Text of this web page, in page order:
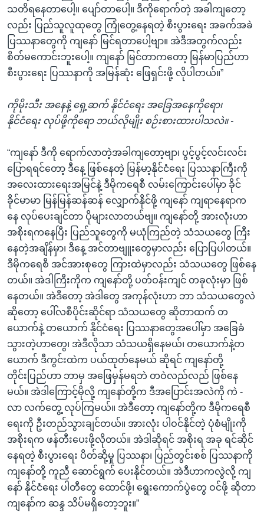
သတိရနေတာပေါ့။ ပျော်တာပေါ့။ ဒီကိုရောက်တဲ့ အခါကျတော့
လည်း ပြည်သူလူထုတွေ ကြုံတွေ့နေရတဲ့ စီးပွားရေး အခက်အခဲ
ပြဿနာတွေကို ကျနော် မြင်ရတာပေါ့ဗျာ။ အဲဒီအတွက်လည်း
စိတ်မကောင်းဘူးပေါ့။ ကျနော် မြင်တာကတော့ မြန်မာပြည်ဟာ
စီးပွားရေး ပြဿနာကို အမြန်ဆုံး ဖြေရှင်းဖို့ လိုပါတယ်။”
ကိုမိုးသီး အနေနဲ့ ရှေ့ဆက် နိုင်ငံရေး အခြေအနေကိုရော၊
နိုင်ငံရေး လုပ်ဖို့ကိုရော ဘယ်လိုမျိုး စဉ်းစားထားပါသလဲ။ -
“ကျနော် ဒီကို ရောက်လာတဲ့အခါကျတော့ဗျာ၊ ပွင့်ပွင့်လင်းလင်း
ပြောရရင်တော့ ဒီနေ့ ဖြစ်နေတဲ့ မြန်မာ့နိုင်ငံရေး ပြဿနာကြီးကို
အလေးထားရေးအမြင်နဲ့ ဒီမိုကရေစီ လမ်းကြောင်းပေါ်မှာ ခိုင်
ခိုင်မာမာ မြန်မြန်ဆန်ဆန် လျှောက်နိုင်ဖို့ ကျနော် ကျရာနေရာက
နေ လုပ်ပေးချင်တာ ပိုများလာတယ်ဗျ။ ကျနော်တို့ အားလုံးဟာ
အစိုးရကနေပြီး ပြည်သူတွေကို မယုံကြည်တဲ့ သံသယတွေ ကြီး
နေတဲ့အချိန်မှာ၊ ဒီနေ့ အင်တာဗျူးတွေမှာလည်း ပြောပြပါတယ်။
ဒီမိုကရေစီ အင်အားစုတွေ ကြားထဲမှာလည်း သံသယတွေ ဖြစ်နေ
တယ်။ အဲဒါကြီးကိုက ကျနော်တို့ ပတ်ဝန်းကျင် တခုလုံးမှာ ဖြစ်
နေတယ်။ အဲဒီတော့ အဲဒါတွေ အကုန်လုံးဟာ ဘာ သံသယတွေလဲ
ဆိုတော့ ပေါ်လစီပိုင်းဆိုင်ရာ သံသယတွေ ဆိုတာထက် တ
ယောက်နဲ့ တယောက် နိုင်ငံရေး ပြဿနာတွေအပေါ်မှာ အခြေခံ
သွားတဲ့ဟာတွေ၊ အဲဒီလိုသာ သံသယရှိနေမယ်၊ တယောက်နဲ့တ
ယောက် ဒီကွင်းထဲက ပယ်ထုတ်နေမယ် ဆိုရင် ကျနော်တို့
တိုင်းပြည်ဟာ ဘာမှ အဖြေမှန်မရဘဲ တဝဲလည်လည် ဖြစ်နေ
မယ်။ အဲဒါကြောင့်မိုလို့ ကျနော်တို့က ဒီအပြောင်းအလဲကို ကဲ -
လာ လက်တွေ့ လုပ်ကြမယ်။ အဲဒီတော့ ကျနော်တို့က ဒီမိုကရေစီ
ရေးကို ဦးတည်သွားချင်တယ်။ အားလုံး ပါဝင်နိုင်တဲ့ ပုံစံမျိုးကို
အစိုးရက ဖန်တီးပေးဖို့လိုတယ်။ အဲဒါဆိုရင် အစိုးရ အခု ရင်ဆိုင်
နေရတဲ့ စီးပွားရေး ပိတ်ဆို့မှု ပြဿနာ၊ ပြည်တွင်းစစ် ပြဿနာကို
ကျနော်တို့ ကူညီ ဆောင်ရွက် ပေးနိုင်တယ်။ အဲဒီဟာကလွဲလို့ ကျ
နော် နိုင်ငံရေး ပါတီတွေ ထောင်ဖို့၊ ရွေးကောက်ပွဲတွေ ဝင်ဖို့ ဆိုတာ
ကျနော်က ဆန္ဒ သိပ်မရှိတော့ဘူး။”